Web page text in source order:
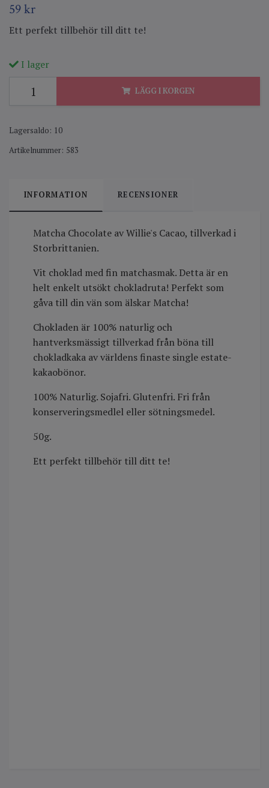
59 kr
Ett perfekt tillbehör till ditt te!
I lager
LÄGG I KORGEN
Lagersaldo: 10
Artikelnummer: 583
INFORMATION RECENSIONER
Matcha Chocolate av Willie's Cacao, tillverkad i
Storbrittanien.
Vit choklad med fin matchasmak. Detta är en
helt enkelt utsökt chokladruta! Perfekt som
gåva till din vän som älskar Matcha!
Chokladen är 100% naturlig och
hantverksmässigt tillverkad från böna till
chokladkaka av världens finaste single estate-
kakaobönor.
100% Naturlig. Sojafri. Glutenfri. Fri från
konserveringsmedlel eller sötningsmedel.
50g.
Ett perfekt tillbehör till ditt te!